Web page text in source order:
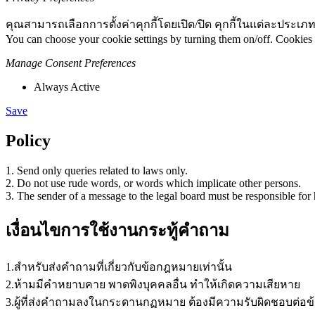
คุณสามารถเลือกการตั้งค่าคุกกี้โดยเปิด/ปิด คุกกี้ในแต่ละประเภ
You can choose your cookie settings by turning them on/off.
Manage Consent Preferences
Always Active
Save
Policy
1. Send only queries related to laws only.
2. Do not use rude words, or words which implicate other persons.
3. The sender of a message to the legal board must be responsible for
เงื่อนไขการใช้งานกระทู้คำถาม
1.สำหรับส่งคำถามที่เกี่ยวกับข้อกฎหมายเท่านั้น
2.ห้ามมีคำหยาบคาย พาดพิงบุคคลอื่น ทำให้เกิดความเสียหาย
3.ผู้ที่ส่งคำถามลงในกระดานกฏหมาย ต้องมีความรับผิดชอบต่อ